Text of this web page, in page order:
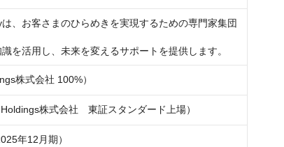
、お客さまのひらめきを実現するための専門家集団
を活用し、未来を変えるサポートを提供します。
株式会社 100%）
株式会社　東証スタンダード上場）